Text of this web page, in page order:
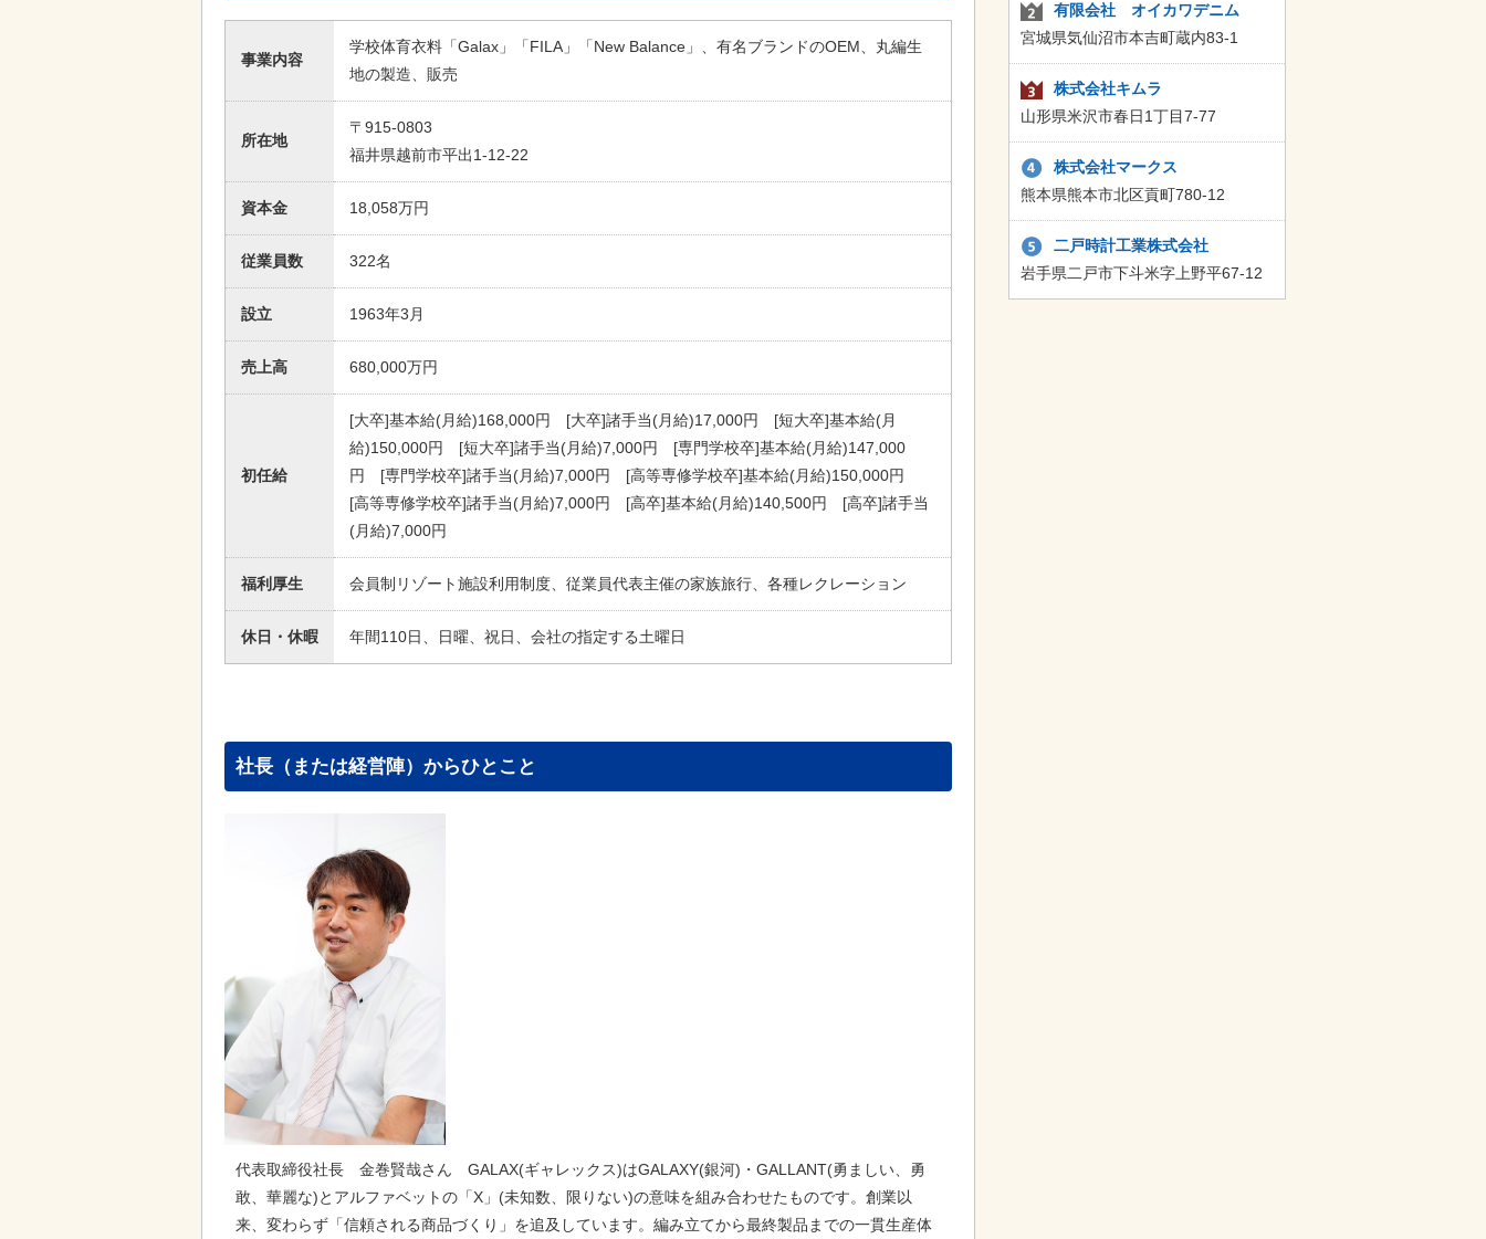
事業内容
学校体育衣料「Galax」「FILA」「New Balance」、有名ブランドのOEM、丸編生
地の製造、販売
所在地
〒915-0803
福井県越前市平出1-12-22
資本金 18,058万円
従業員数 322名
設立 1963年3月
売上高 680,000万円
初任給
[大卒]基本給(月給)168,000円 [大卒]諸手当(月給)17,000円 [短大卒]基本給(月
給)150,000円 [短大卒]諸手当(月給)7,000円 [専門学校卒]基本給(月給)147,000
円 [専門学校卒]諸手当(月給)7,000円 [高等専修学校卒]基本給(月給)150,000円
[高等専修学校卒]諸手当(月給)7,000円 [高卒]基本給(月給)140,500円 [高卒]諸手当
(月給)7,000円
福利厚生 会員制リゾート施設利用制度、従業員代表主催の家族旅行、各種レクレーション
休日・休暇 年間110日、日曜、祝日、会社の指定する土曜日
社長（または経営陣）からひとこと
代表取締役社長 金巻賢哉さん GALAX(ギャレックス)はGALAXY(銀河)・GALLANT(勇ましい、勇
敢、華麗な)とアルファベットの「X」(未知数、限りない)の意味を組み合わせたものです。創業以
来、変わらず「信頼される商品づくり」を追及しています。編み立てから最終製品までの一貫生産体
有限会社 オイカワデニム
宮城県気仙沼市本吉町蔵内83-1
株式会社キムラ
山形県米沢市春日1丁目7-77
株式会社マークス
熊本県熊本市北区貢町780-12
二戸時計工業株式会社
岩手県二戸市下斗米字上野平67-12